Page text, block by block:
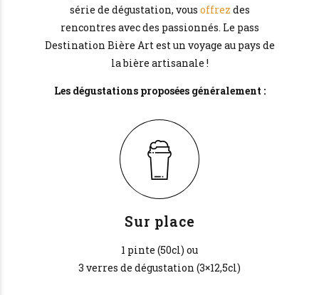
série de dégustation, vous offrez des
rencontres avec des passionnés. Le pass
Destination Bière Art est un voyage au pays de
la bière artisanale !
Les dégustations proposées généralement :
Sur place
1 pinte (50cl) ou
3 verres de dégustation (3×12,5cl)